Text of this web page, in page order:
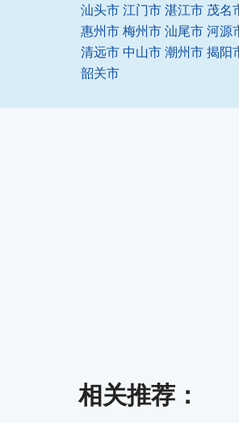
汕头市 江门市 湛江市 茂名
惠州市 梅州市 汕尾市 河源
清远市 中山市 潮州市 揭阳
韶关市
相关推荐 ：